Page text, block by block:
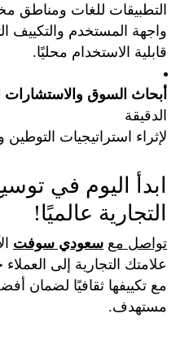
التطبيقات للغات ومناطق
واجهة المستخدم والتكييف
قابلية الاستخدام محليًا.
أبحاث السوق والاستشارات
الدقيقة
لإثراء استراتيجيات
ابدأ اليوم في
التجارية عالميًا!
تواصل مع سعودي سوفت
علامتك التجارية إلى
مع تكييفها ثقافيًا لضمان
مستهدف.